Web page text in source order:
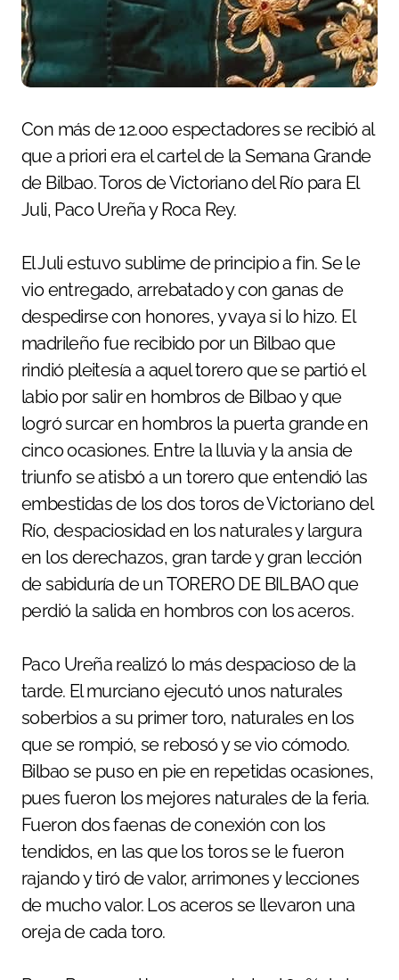
Con más de 12.000 espectadores se recibió al
que a priori era el cartel de la Semana Grande
de Bilbao. Toros de Victoriano del Río para El
Juli, Paco Ureña y Roca Rey.
El Juli estuvo sublime de principio a fin. Se le
vio entregado, arrebatado y con ganas de
despedirse con honores, y vaya si lo hizo. El
madrileño fue recibido por un Bilbao que
rindió pleitesía a aquel torero que se partió el
labio por salir en hombros de Bilbao y que
logró surcar en hombros la puerta grande en
cinco ocasiones. Entre la lluvia y la ansia de
triunfo se atisbó a un torero que entendió las
embestidas de los dos toros de Victoriano del
Río, despaciosidad en los naturales y largura
en los derechazos, gran tarde y gran lección
de sabiduría de un TORERO DE BILBAO que
perdió la salida en hombros con los aceros.
Paco Ureña realizó lo más despacioso de la
tarde. El murciano ejecutó unos naturales
soberbios a su primer toro, naturales en los
que se rompió, se rebosó y se vio cómodo.
Bilbao se puso en pie en repetidas ocasiones,
pues fueron los mejores naturales de la feria.
Fueron dos faenas de conexión con los
tendidos, en las que los toros se le fueron
rajando y tiró de valor, arrimones y lecciones
de mucho valor. Los aceros se llevaron una
oreja de cada toro.